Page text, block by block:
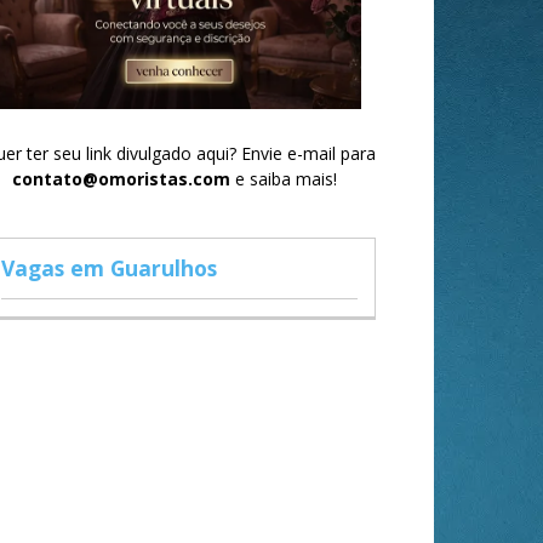
ter seu link divulgado aqui? Envie e-mail para
contato@omoristas.com e saiba mais!
Vagas em Guarulhos